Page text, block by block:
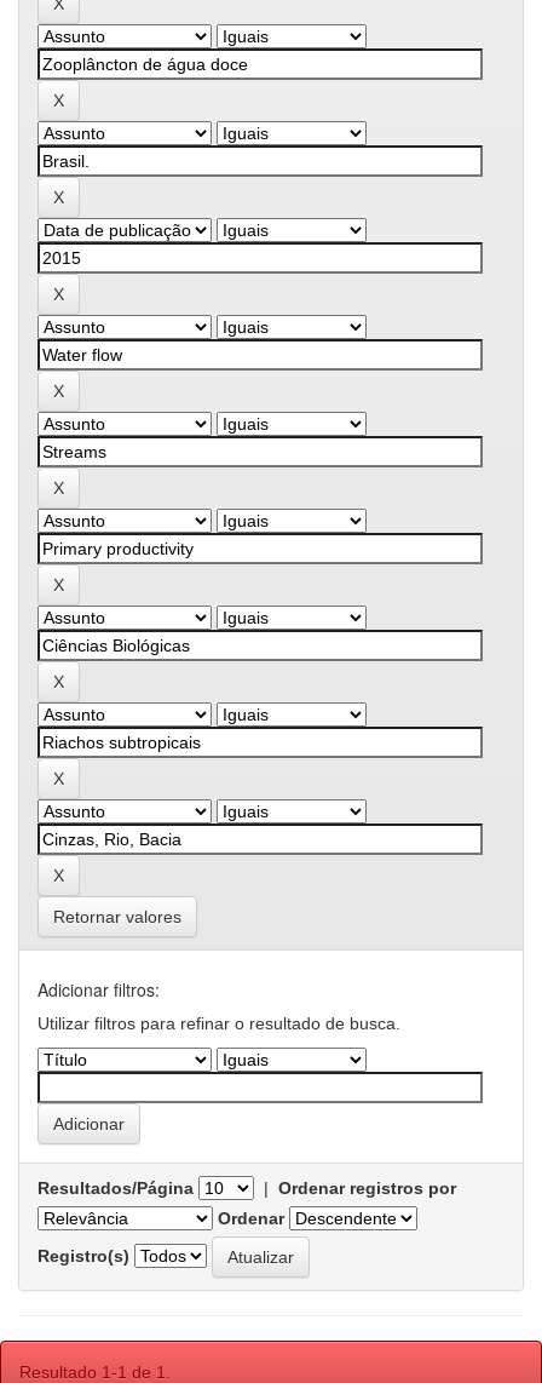
Retornar valores
Adicionar filtros:
Utilizar filtros para refinar o resultado de busca.
Resultados/Página | Ordenar registros por
Ordenar
Registro(s)
Resultado 1-1 de 1.